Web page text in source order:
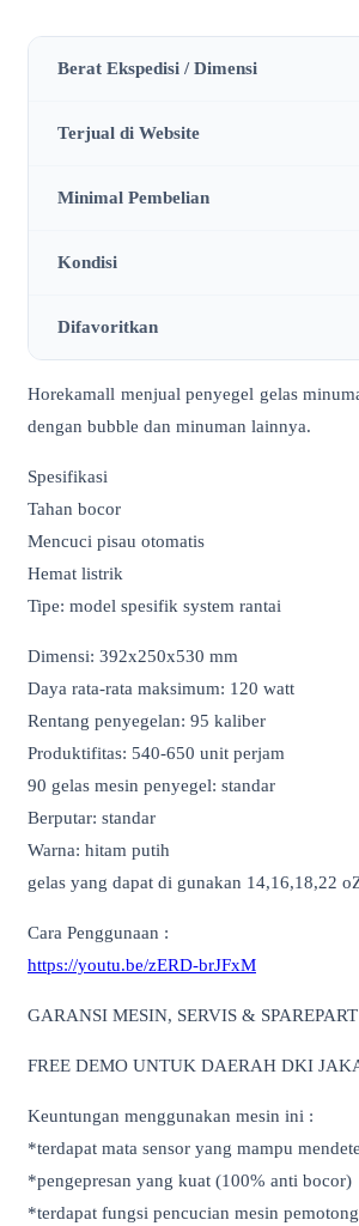
Berat Ekspedisi / Dimensi
Terjual di Website
Minimal Pembelian
Kondisi
Difavoritkan
Horekamall menjual penyegel gelas
dengan bubble dan minuman lainnya.
Spesifikasi
Tahan bocor
Mencuci pisau otomatis
Hemat listrik
Tipe: model spesifik system rantai
Dimensi: 392x250x530 mm
Daya rata-rata maksimum: 120 watt
Rentang penyegelan: 95 kaliber
Produktifitas: 540-650 unit perjam
90 gelas mesin penyegel: standar
Berputar: standar
Warna: hitam putih
gelas yang dapat di gunakan 14,16,18,22
Cara Penggunaan :
https://youtu.be/zERD-brJFxM
GARANSI MESIN, SERVIS &
FREE DEMO UNTUK DAERAH DKI
Keuntungan menggunakan mesin ini :
*terdapat mata sensor yang mampu
*pengepresan yang kuat (100% anti bocor)
*terdapat fungsi pencucian mesin